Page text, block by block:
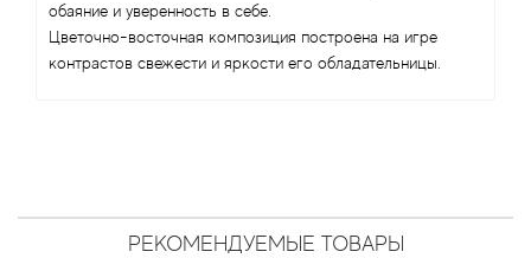
обаяние и уверенность в себе.
Цветочно-восточная композиция построена на игре
контрастов свежести и яркости его обладательницы.
РЕКОМЕНДУЕМЫЕ ТОВАРЫ
American Crew